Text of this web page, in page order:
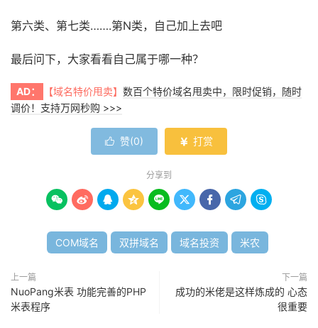
第六类、第七类…….第N类，自己加上去吧
最后问下，大家看看自己属于哪一种？
AD： 【域名特价甩卖】 数百个特价域名甩卖中，限时促销，随时
调价！支持万网秒购 >>>
 赞(0)  打赏
分享到
        
COM域名 双拼域名 域名投资 米农
上一篇
NuoPang米表 功能完善的PHP
米表程序
下一篇
成功的米佬是这样炼成的 心态
很重要